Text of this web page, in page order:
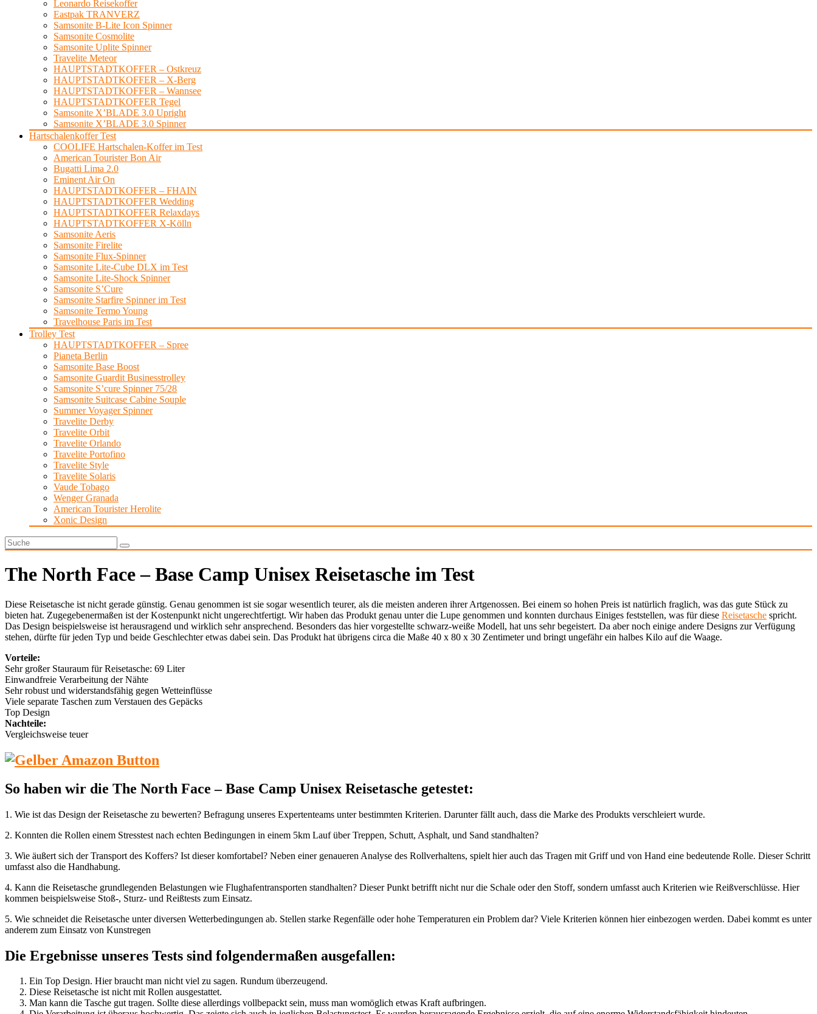
Leonardo Reisekoffer
Eastpak TRANVERZ
Samsonite B-Lite Icon Spinner
Samsonite Cosmolite
Samsonite Uplite Spinner
Travelite Meteor
HAUPTSTADTKOFFER – Ostkreuz
HAUPTSTADTKOFFER – X-Berg
HAUPTSTADTKOFFER – Wannsee
HAUPTSTADTKOFFER Tegel
Samsonite X’BLADE 3.0 Upright
Samsonite X’BLADE 3.0 Spinner
Hartschalenkoffer Test
COOLIFE Hartschalen-Koffer im Test
American Tourister Bon Air
Bugatti Lima 2.0
Eminent Air On
HAUPTSTADTKOFFER – FHAIN
HAUPTSTADTKOFFER Wedding
HAUPTSTADTKOFFER Relaxdays
HAUPTSTADTKOFFER X-Kölln
Samsonite Aeris
Samsonite Firelite
Samsonite Flux-Spinner
Samsonite Lite-Cube DLX im Test
Samsonite Lite-Shock Spinner
Samsonite S’Cure
Samsonite Starfire Spinner im Test
Samsonite Termo Young
Travelhouse Paris im Test
Trolley Test
HAUPTSTADTKOFFER – Spree
Pianeta Berlin
Samsonite Base Boost
Samsonite Guardit Businesstrolley
Samsonite S’cure Spinner 75/28
Samsonite Suitcase Cabine Souple
Summer Voyager Spinner
Travelite Derby
Travelite Orbit
Travelite Orlando
Travelite Portofino
Travelite Style
Travelite Solaris
Vaude Tobago
Wenger Granada
American Tourister Herolite
Xonic Design
The North Face – Base Camp Unisex Reisetasche im Test
Diese Reisetasche ist nicht gerade günstig. Genau genommen ist sie sogar wesentlich teurer, als die meisten anderen ihrer Artgenossen. Bei einem so hohen Preis ist natürlich fraglich, was das gute Stück zu
bieten hat. Zugegebenermaßen ist der Kostenpunkt nicht ungerechtfertigt. Wir haben das Produkt genau unter die Lupe genommen und konnten durchaus Einiges feststellen, was für diese Reisetasche spricht.
Das Design beispielsweise ist herausragend und wirklich sehr ansprechend. Besonders das hier vorgestellte schwarz-weiße Modell, hat uns sehr begeistert. Da aber noch einige andere Designs zur Verfügung
stehen, dürfte für jeden Typ und beide Geschlechter etwas dabei sein. Das Produkt hat übrigens circa die Maße 40 x 80 x 30 Zentimeter und bringt ungefähr ein halbes Kilo auf die Waage.
Vorteile:
Sehr großer Stauraum für Reisetasche: 69 Liter
Einwandfreie Verarbeitung der Nähte
Sehr robust und widerstandsfähig gegen Wetteinflüsse
Viele separate Taschen zum Verstauen des Gepäcks
Top Design
Nachteile:
Vergleichsweise teuer
So haben wir die The North Face – Base Camp Unisex Reisetasche getestet:
1. Wie ist das Design der Reisetasche zu bewerten? Befragung unseres Expertenteams unter bestimmten Kriterien. Darunter fällt auch, dass die Marke des Produkts verschleiert wurde.
2. Konnten die Rollen einem Stresstest nach echten Bedingungen in einem 5km Lauf über Treppen, Schutt, Asphalt, und Sand standhalten?
3. Wie äußert sich der Transport des Koffers? Ist dieser komfortabel? Neben einer genaueren Analyse des Rollverhaltens, spielt hier auch das Tragen mit Griff und von Hand eine bedeutende Rolle. Dieser Schritt
umfasst also die Handhabung.
4. Kann die Reisetasche grundlegenden Belastungen wie Flughafentransporten standhalten? Dieser Punkt betrifft nicht nur die Schale oder den Stoff, sondern umfasst auch Kriterien wie Reißverschlüsse. Hier
kommen beispielsweise Stoß-, Sturz- und Reißtests zum Einsatz.
5. Wie schneidet die Reisetasche unter diversen Wetterbedingungen ab. Stellen starke Regenfälle oder hohe Temperaturen ein Problem dar? Viele Kriterien können hier einbezogen werden. Dabei kommt es unter
anderem zum Einsatz von Kunstregen
Die Ergebnisse unseres Tests sind folgendermaßen ausgefallen:
Ein Top Design. Hier braucht man nicht viel zu sagen. Rundum überzeugend.
Diese Reisetasche ist nicht mit Rollen ausgestattet.
Man kann die Tasche gut tragen. Sollte diese allerdings vollbepackt sein, muss man womöglich etwas Kraft aufbringen.